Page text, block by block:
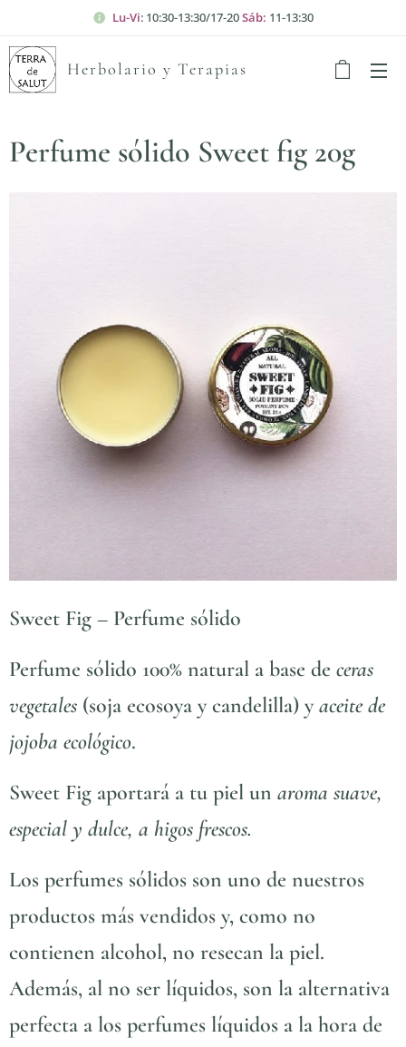
Lu-Vi: 10:30-13:30/17-20Sáb: 11-13:30
Herbolario y Terapias
Perfume sólido Sweet fig 20g
Sweet Fig – Perfume sólido
Perfume sólido 100% natural a base de ceras
vegetales (soja ecosoya y candelilla) yaceite de
jojoba ecológico.
Sweet Fig aportará a tu piel un aroma suave,
especial y dulce, a higos frescos.
Los perfumes sólidos son uno de nuestros
productos más vendidos y, como no
contienen alcohol, no resecan la piel.
Además, al no ser líquidos, son la alternativa
perfecta a los perfumes líquidos a la hora de